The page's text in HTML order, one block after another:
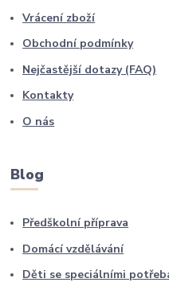
Vrácení zboží
Obchodní podmínky
Nejčastější dotazy (FAQ)
Kontakty
O nás
Blog
Předškolní příprava
Domácí vzdělávání
Děti se speciálními